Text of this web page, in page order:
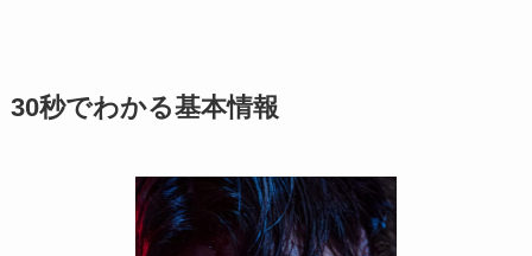
30秒でわかる基本情報